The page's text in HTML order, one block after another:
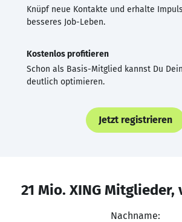
Knüpf neue Kontakte und erhalte
besseres Job-Leben.
Kostenlos profitieren
Schon als Basis-Mitglied kannst Du
deutlich optimieren.
Jetzt registrieren
21 Mio. XING Mitglieder,
Nachname: